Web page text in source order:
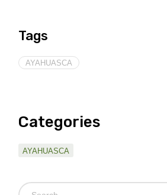
Tags
AYAHUASCA
Categories
AYAHUASCA
Pesquisar